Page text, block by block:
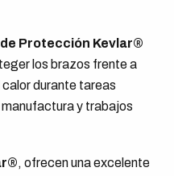
Protección Kevlar®
los brazos frente a
durante tareas
y trabajos
, ofrecen una excelente